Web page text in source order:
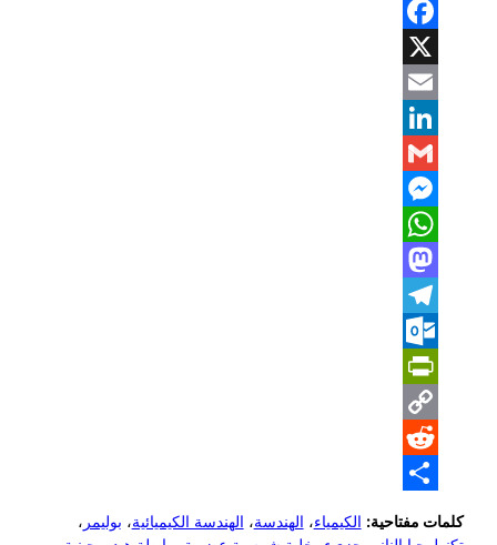
Facebook
X
Email
LinkedIn
Gmail
Messenger
WhatsApp
Mastodon
Telegram
Outlook.com
PrintFriendly
Copy
Link
Reddit
كلمات مفتاحية: الكيمياء، الهندسة، الهندسة الكيميائية، بوليمر ،